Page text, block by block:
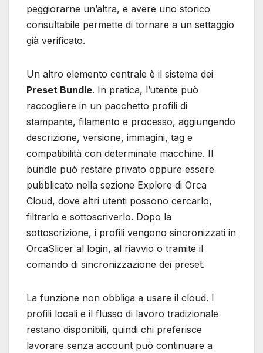
peggiorarne un’altra, e avere uno storico
consultabile permette di tornare a un settaggio
già verificato.
Un altro elemento centrale è il sistema dei
Preset Bundle. In pratica, l’utente può
raccogliere in un pacchetto profili di
stampante, filamento e processo, aggiungendo
descrizione, versione, immagini, tag e
compatibilità con determinate macchine. Il
bundle può restare privato oppure essere
pubblicato nella sezione Explore di Orca
Cloud, dove altri utenti possono cercarlo,
filtrarlo e sottoscriverlo. Dopo la
sottoscrizione, i profili vengono sincronizzati in
OrcaSlicer al login, al riavvio o tramite il
comando di sincronizzazione dei preset.
La funzione non obbliga a usare il cloud. I
profili locali e il flusso di lavoro tradizionale
restano disponibili, quindi chi preferisce
lavorare senza account può continuare a